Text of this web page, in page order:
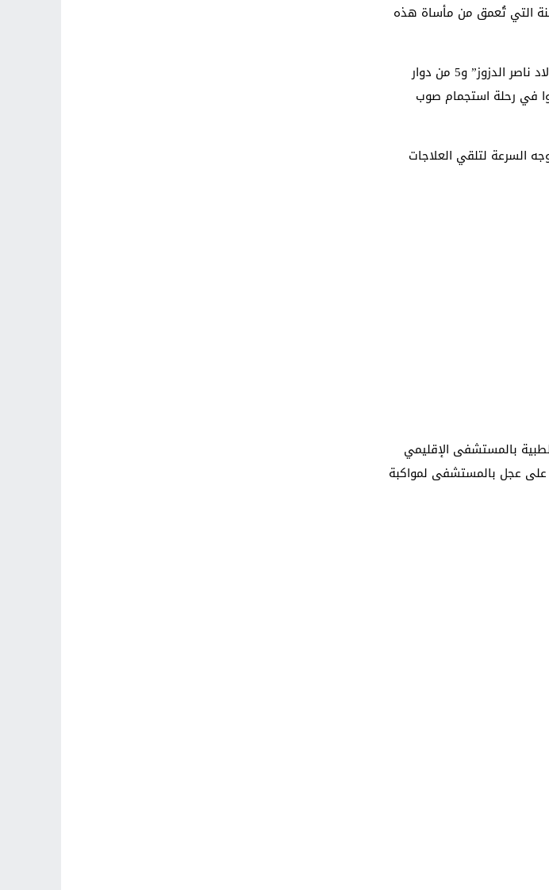
التي تُعمق من مأساة هذه
يشار إلى أن دراجة ثلاثية العجلات “تريبورتور”، كانت تقل 14 شخصًا، منهم 9 من دوار “أولاد ناصر الدزوز” و5 من دوار
في رحلة استجمام صوب
السرعة لتلقي العلاجات
بالمستشفى الإقليمي
على عجل بالمستشفى لمواكبة